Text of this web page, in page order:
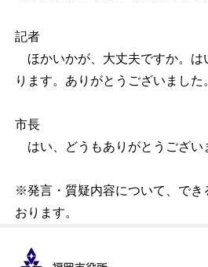
記者
ほかいかが、大丈夫ですか。は
ります。ありがとうございました
市長
はい、どうもありがとうござい
※発言・質疑内容について、でき
おります。